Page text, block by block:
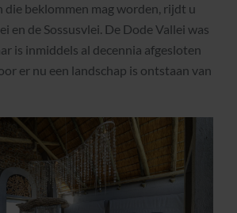
die beklommen mag worden, rijdt u
en de Sossusvlei. De Dode Vallei was
is inmiddels al decennia afgesloten
er nu een landschap is ontstaan van